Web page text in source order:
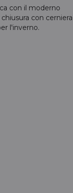
con il moderno
con cerniera
l'inverno.